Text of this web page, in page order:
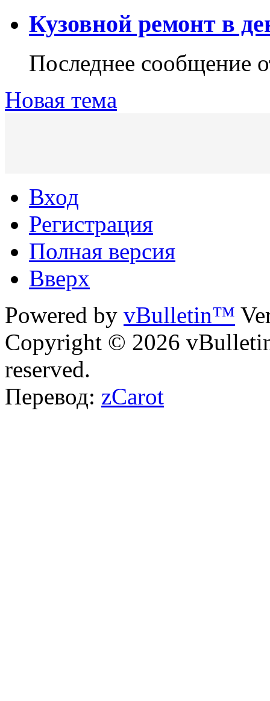
Кузовной ремонт в
Последнее сообщение
Новая тема
Вход
Регистрация
Полная версия
Вверх
Powered by vBulletin™
Copyright © 2026
reserved.
Перевод: zCarot